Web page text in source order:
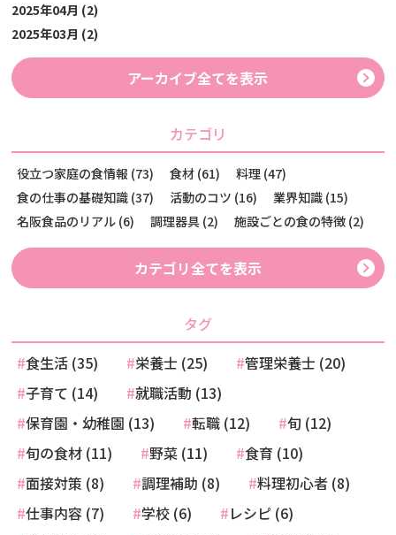
2025年04月 (2)
2025年03月 (2)
アーカイブ全てを表示
カテゴリ
役立つ家庭の食情報 (73) 食材 (61)
料理 (47)
食の仕事の基礎知識 (37)
活動のコツ (16)
業界知識 (15)
名阪食品のリアル (6)
調理器具 (2) 施設ごとの食の特徴 (2)
カテゴリ全てを表示
タグ
食生活 (35)
栄養士 (25)
管理栄養士 (20)
子育て (14)
就職活動 (13)
保育園・幼稚園 (13)
転職 (12)
旬 (12)
旬の食材 (11)
野菜 (11)
食育 (10)
面接対策 (8)
調理補助 (8)
料理初心者 (8)
仕事内容 (7)
学校 (6)
レシピ (6)